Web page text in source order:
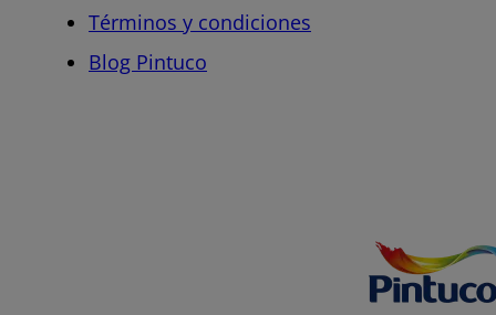
Términos y condiciones
Blog Pintuco